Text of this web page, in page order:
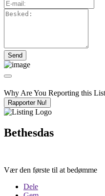
Why Are You Reporting this
Rapporter Nu!
Bethesdas
Vær den første til at bedømme
Dele